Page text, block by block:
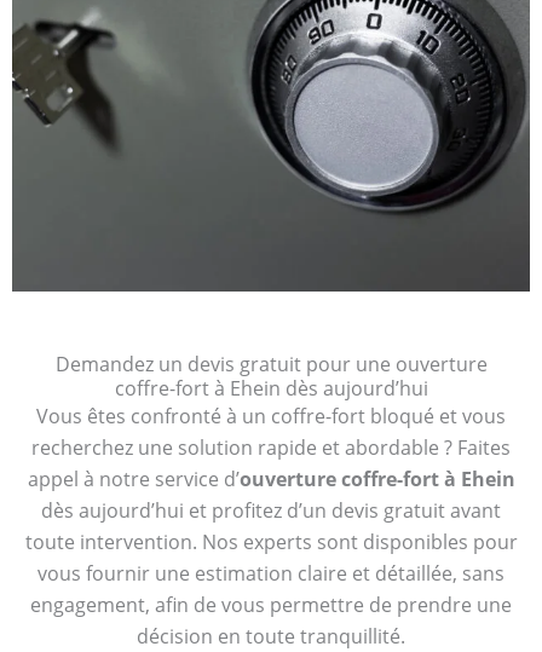
Demandez un devis gratuit pour une ouverture
coffre-fort à Ehein dès aujourd’hui
Vous êtes confronté à un coffre-fort bloqué et vous
recherchez une solution rapide et abordable ? Faites
appel à notre service d’ouverture coffre-fort à Ehein
dès aujourd’hui et profitez d’un devis gratuit avant
toute intervention. Nos experts sont disponibles pour
vous fournir une estimation claire et détaillée, sans
engagement, afin de vous permettre de prendre une
décision en toute tranquillité.